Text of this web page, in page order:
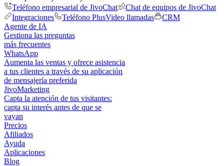
Teléfono empresarial de JivoChat
Chat de equipos de JivoChat
Integraciones
Teléfono PlusVideo llamadas
CRM
Agente de IA
Gestiona las preguntas
más frecuentes
WhatsApp
Aumenta las ventas y ofrece asistencia
a tus clientes a través de su aplicación
de mensajería preferida
JivoMarketing
Capta la atención de tus visitantes:
capta su interés antes de que se
vayan
Precios
Afiliados
Ayuda
Aplicaciones
Blog